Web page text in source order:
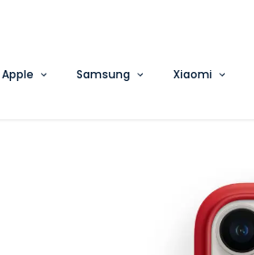
Apple Samsung Xiaomi